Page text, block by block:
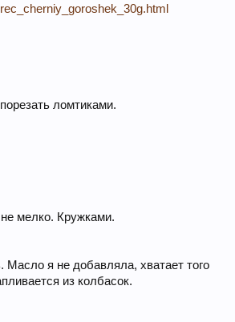
ломтиками.
мелко. Кружками.
Масло я не добавляла, хватает того
из колбасок.